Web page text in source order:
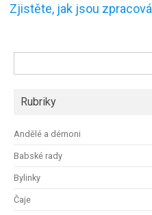
Zjistěte, jak jsou
Rubriky
Andělé a démoni
Babské rady
Bylinky
Čaje